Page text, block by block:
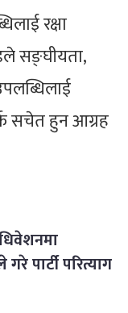
रक्षा
सङ्घीयता,
सचेत हुन आग्रह
पार्टी परित्याग